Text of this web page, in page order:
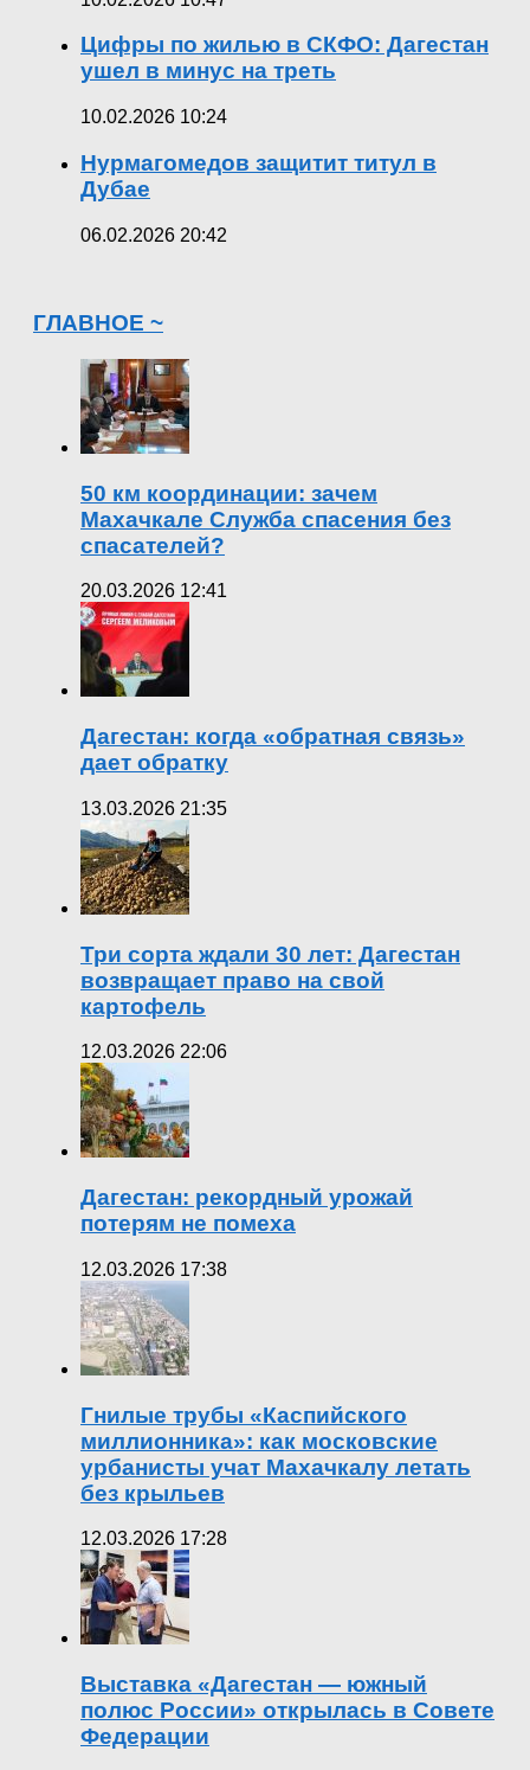
Цифры по жилью в СКФО: Дагестан
ушел в минус на треть
10.02.2026 10:24
Нурмагомедов защитит титул в
Дубае
06.02.2026 20:42
ГЛАВНОЕ ~
50 км координации: зачем
Махачкале Служба спасения без
спасателей?
20.03.2026 12:41
Дагестан: когда «обратная связь»
дает обратку
13.03.2026 21:35
Три сорта ждали 30 лет: Дагестан
возвращает право на свой
картофель
12.03.2026 22:06
Дагестан: рекордный урожай
потерям не помеха
12.03.2026 17:38
Гнилые трубы «Каспийского
миллионника»: как московские
урбанисты учат Махачкалу летать
без крыльев
12.03.2026 17:28
Выставка «Дагестан — южный
полюс России» открылась в Совете
Федерации